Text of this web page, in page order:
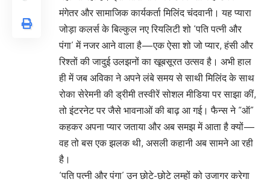
मंगेतर और सामाजिक कार्यकर्ता मिलिंद चंदवानी। यह प्यारा
जोड़ा कलर्स के बिल्कुल नए रियलिटी शो ‘पति पत्नी और
पंगा’ में नजर आने वाला है—एक ऐसा शो जो प्यार, हंसी और
रिश्तों की जादुई उलझनों का खूबसूरत उत्सव है। अभी हाल
ही में जब अविका ने अपने लंबे समय से साथी मिलिंद के साथ
रोका सेरेमनी की ड्रीमी तस्वीरें सोशल मीडिया पर साझा कीं,
तो इंटरनेट पर जैसे भावनाओं की बाढ़ आ गई। फैन्स ने “ऑ”
कहकर अपना प्यार जताया और अब समझ में आता है क्यों—
वह तो बस एक झलक थी, असली कहानी अब सामने आ रही
है।
‘पति पत्नी और पंगा’ उन छोटे-छोटे लम्हों को उजागर करेगा